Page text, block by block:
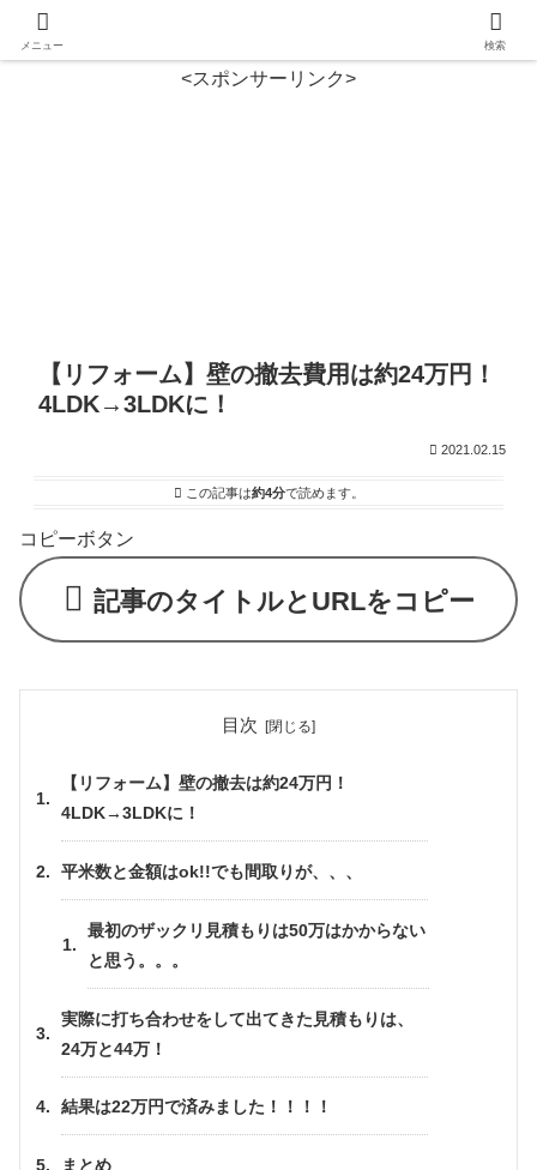
<スポンサーリンク>
【リフォーム】壁の撤去費用は約24万円！
4LDK→3LDKに！
2021.02.15
この記事は約4分で読めます。
コピーボタン
記事のタイトルとURLをコピー
目次
【リフォーム】壁の撤去は約24万円！
4LDK→3LDKに！
平米数と金額はok!!でも間取りが、、、
最初のザックリ見積もりは50万はかからない
と思う。。。
実際に打ち合わせをして出てきた見積もりは、
24万と44万！
結果は22万円で済みました！！！！
まとめ
メニュー 検索